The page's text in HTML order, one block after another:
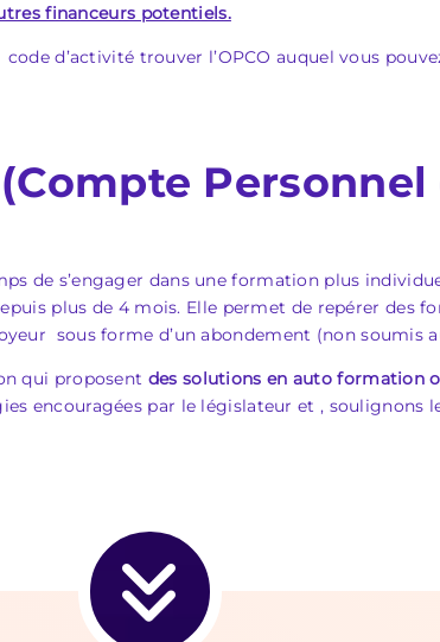
financeurs potentiels.
d’activité trouver l’OPCO auquel vous
(Compte
de s’engager dans une formation plus
plus de 4 mois. Elle permet de repérer des
sous forme d’un abondement (non soumis
qui proposent des solutions en auto formation
encouragées par le législateur et , soulignons